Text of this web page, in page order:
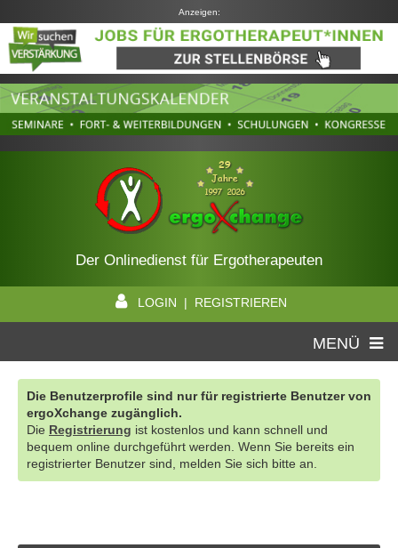
Anzeigen:
Der Onlinedienst für Ergotherapeuten
LOGIN | REGISTRIEREN
MENÜ
Die Benutzerprofile sind nur für registrierte Benutzer von
ergoXchange zugänglich.
Die Registrierung ist kostenlos und kann schnell und
bequem online durchgeführt werden. Wenn Sie bereits ein
registrierter Benutzer sind, melden Sie sich bitte an.